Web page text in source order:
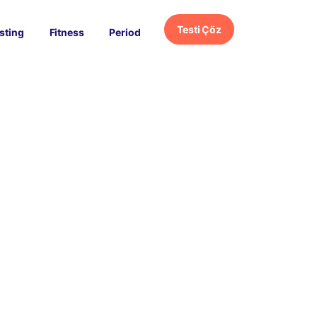
Fitness Period Testi Çöz